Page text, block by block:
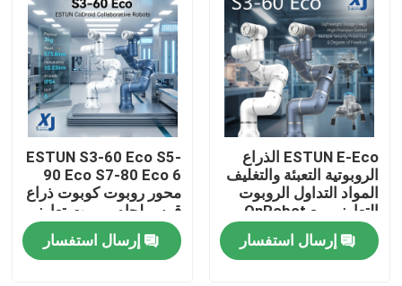
ESTUN E-Eco الذراع
الروبوتية التعبئة والتغليف
المواد التداول الروبوت
التعاوني مع OnRobot
المقبض
إرسال استفسار
ESTUN S3-60 Eco S5-
90 Eco S7-80 Eco 6
محور روبوت كوبوت ذراع
قوس لحام روبوت تعاوني
CNGBS محرك تحديد
المواقع لحامإرسال استفسار